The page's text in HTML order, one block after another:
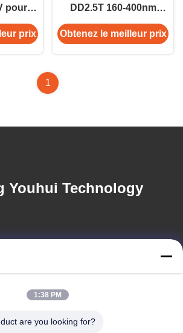
pour
prix
DD2.5T 160-400nm
350V pour les
instruments HPLC
Obtenez le meilleur prix
1
Youhui Technology
1:38 PM
are you looking for?